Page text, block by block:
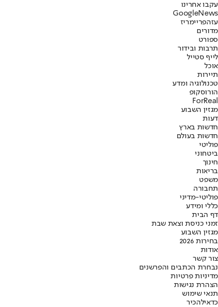
עקבו אחרינו
Googl eNews
עזהפריימריז
מדורים
ספורט
תרבות ובידור
לייף סטייל
אוכל
תיירות
טכנולוגיה ומדע
הורוסקופ
ForReal
מגזין השבוע
דעות
חדשות בארץ
חדשות בעולם
פוליטי
ביטחוני
חינוך
בריאות
משפט
תחבורה
פוליטי-מדיני
כללי ומידע
דף הבית
זמני כניסת וצאת שבת
מגזין השבוע
בחירות 2026
אודות
צור קשר
נבחרת הכתבים והפרשנים
מדיניות פרטיות
הצהרת נגישות
תנאי שימוש
כדאילהכיר